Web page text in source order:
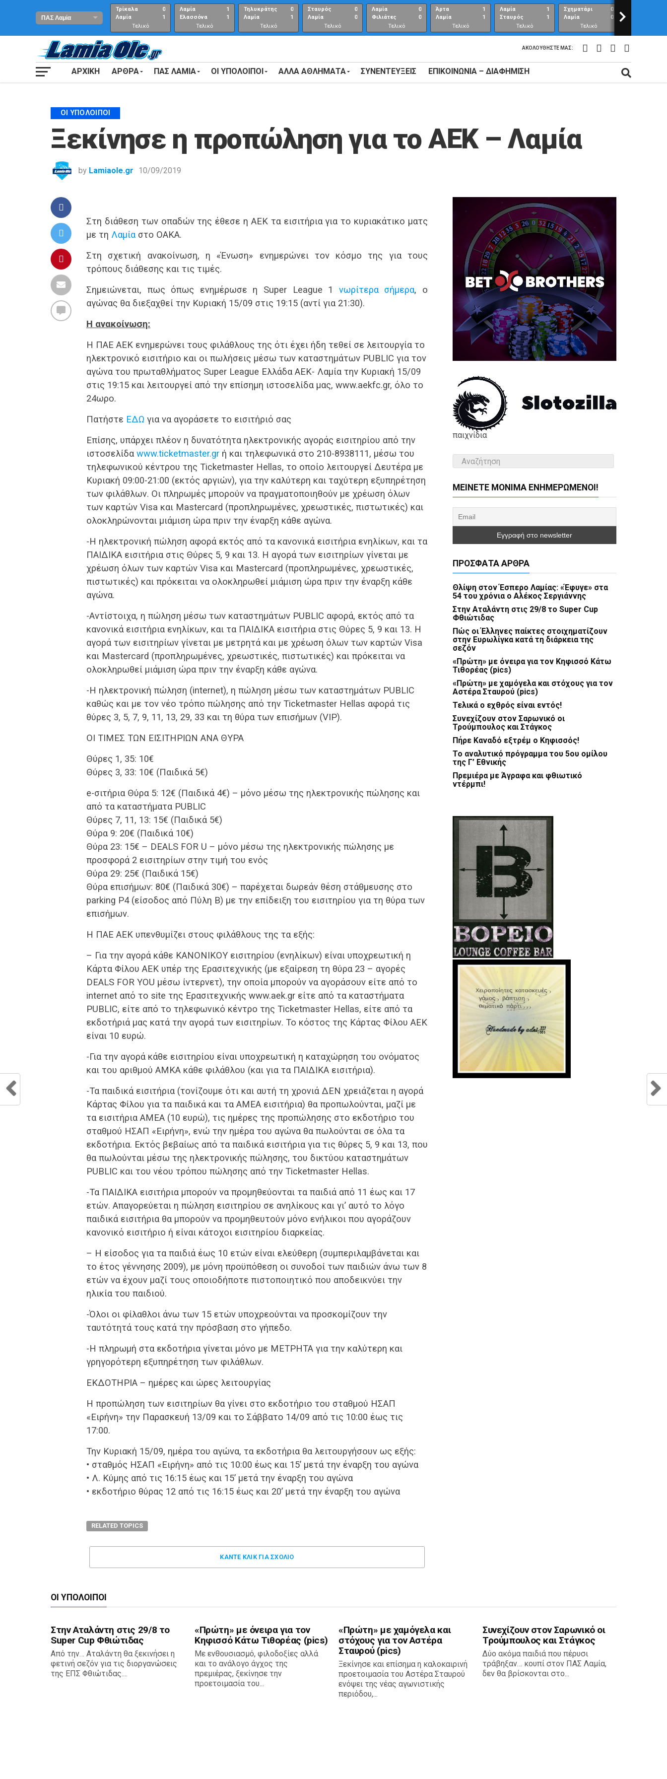
Τρίκαλα
Λαμία
0
1
Τελικό
αποτέλεσμα
Λαμία
Ελασσόνα
1
1
Τελικό
Αποτέλεσμα
Τηλυκράτης
Λαμία
0
1
Τελικό
αποτέλεσμα
Σταυρός
Λαμία
0
0
Τελικό
αποτέλεσμα
Λαμία
Φιλιάτες
0
0
Τελικό
Αποτέλεσμα
Άρτα
Λαμία
1
1
Τελικό
αποτέλεσμα
Λαμία
Σταυρός
1
1
Τελικό
αποτέλεσμα
Σχηματάρι
Λαμία
0
0
Τελικό
αποτέλεσμα
>
ΑΚΟΛΟΥΘΉΣΤΕ ΜΑΣ:
ΑΡΧΙΚΗ ΑΡΘΡΑ ΠΑΣ ΛΑΜΙΑ ΟΙ ΥΠΟΛΟΙΠΟΙ ΑΛΛΑ ΑΘΛΗΜΑΤΑ ΣΥΝΕΝΤΕΎΞΕΙΣ ΕΠΙΚΟΙΝΩΝΊΑ – ΔΙΑΦΉΜΙΣΗ
ΟΙ ΥΠΌΛΟΙΠΟΙ
Ξεκίνησε η προπώληση για το ΑΕΚ – Λαμία
by Lamiaole.gr 10/09/2019
Στη διάθεση των οπαδών της έθεσε η ΑΕΚ τα εισιτήρια για το κυριακάτικο ματς
με τη Λαμία στο ΟΑΚΑ.
Στη σχετική ανακοίνωση, η «Ένωση» ενημερώνει τον κόσμο της για τους
τρόπους διάθεσης και τις τιμές.
Σημειώνεται, πως όπως ενημέρωσε η Super League 1 νωρίτερα σήμερα, ο
αγώνας θα διεξαχθεί την Κυριακή 15/09 στις 19:15 (αντί για 21:30).
Η ανακοίνωση:
Η ΠΑΕ ΑΕΚ ενημερώνει τους φιλάθλους της ότι έχει ήδη τεθεί σε λειτουργία το
ηλεκτρονικό εισιτήριο και οι πωλήσεις μέσω των καταστημάτων PUBLIC για τον
αγώνα του πρωταθλήματος Super League Ελλάδα ΑΕΚ- Λαμία την Κυριακή 15/09
στις 19:15 και λειτουργεί από την επίσημη ιστοσελίδα μας, www.aekfc.gr, όλο το
24ωρο.
Πατήστε ΕΔΩ για να αγοράσετε το εισιτήριό σας
Επίσης, υπάρχει πλέον η δυνατότητα ηλεκτρονικής αγοράς εισιτηρίου από την
ιστοσελίδα www.ticketmaster.gr ή και τηλεφωνικά στο 210-8938111, μέσω του
τηλεφωνικού κέντρου της Ticketmaster Hellas, το οποίο λειτουργεί Δευτέρα με
Κυριακή 09:00-21:00 (εκτός αργιών), για την καλύτερη και ταχύτερη εξυπηρέτηση
των φιλάθλων. Οι πληρωμές μπορούν να πραγματοποιηθούν με χρέωση όλων
των καρτών Visa και Mastercard (προπληρωμένες, χρεωστικές, πιστωτικές) και
ολοκληρώνονται μιάμιση ώρα πριν την έναρξη κάθε αγώνα.
-Η ηλεκτρονική πώληση αφορά εκτός από τα κανονικά εισιτήρια ενηλίκων, και τα
ΠΑΙΔΙΚΑ εισιτήρια στις Θύρες 5, 9 και 13. Η αγορά των εισιτηρίων γίνεται με
χρέωση όλων των καρτών Visa και Mastercard (προπληρωμένες, χρεωστικές,
πιστωτικές) και πρόκειται να ολοκληρωθεί μιάμιση ώρα πριν την έναρξη κάθε
αγώνα.
-Αντίστοιχα, η πώληση μέσω των καταστημάτων PUBLIC αφορά, εκτός από τα
κανονικά εισιτήρια ενηλίκων, και τα ΠΑΙΔΙΚΑ εισιτήρια στις Θύρες 5, 9 και 13. Η
αγορά των εισιτηρίων γίνεται με μετρητά και με χρέωση όλων των καρτών Visa
και Mastercard (προπληρωμένες, χρεωστικές, πιστωτικές) και πρόκειται να
ολοκληρωθεί μιάμιση ώρα πριν την έναρξη κάθε αγώνα.
-Η ηλεκτρονική πώληση (internet), η πώληση μέσω των καταστημάτων PUBLIC
καθώς και με τον νέο τρόπο πώλησης από την Ticketmaster Hellas αφορά τις
θύρες 3, 5, 7, 9, 11, 13, 29, 33 και τη θύρα των επισήμων (VIP).
ΟΙ ΤΙΜΕΣ ΤΩΝ ΕΙΣΙΤΗΡΙΩΝ ΑΝΑ ΘΥΡΑ
Θύρες 1, 35: 10€
Θύρες 3, 33: 10€ (Παιδικά 5€)
e-σιτήρια Θύρα 5: 12€ (Παιδικά 4€) – μόνο μέσω της ηλεκτρονικής πώλησης και
από τα καταστήματα PUBLIC
Θύρες 7, 11, 13: 15€ (Παιδικά 5€)
Θύρα 9: 20€ (Παιδικά 10€)
Θύρα 23: 15€ – DEALS FOR U – μόνο μέσω της ηλεκτρονικής πώλησης με
προσφορά 2 εισιτηρίων στην τιμή του ενός
Θύρα 29: 25€ (Παιδικά 15€)
Θύρα επισήμων: 80€ (Παιδικά 30€) – παρέχεται δωρεάν θέση στάθμευσης στο
parking P4 (είσοδος από Πύλη Β) με την επίδειξη του εισιτηρίου για τη θύρα των
επισήμων.
Η ΠΑΕ ΑΕΚ υπενθυμίζει στους φιλάθλους της τα εξής:
– Για την αγορά κάθε ΚΑΝΟΝΙΚΟΥ εισιτηρίου (ενηλίκων) είναι υποχρεωτική η
Κάρτα Φίλου ΑΕΚ υπέρ της Ερασιτεχνικής (με εξαίρεση τη θύρα 23 – αγορές
DEALS FOR YOU μέσω ίντερνετ), την οποία μπορούν να αγοράσουν είτε από το
internet από το site της Ερασιτεχνικής www.aek.gr είτε από τα καταστήματα
PUBLIC, είτε από το τηλεφωνικό κέντρο της Ticketmaster Hellas, είτε από τα
εκδοτήριά μας κατά την αγορά των εισιτηρίων. Το κόστος της Κάρτας Φίλου ΑΕΚ
είναι 10 ευρώ.
-Για την αγορά κάθε εισιτηρίου είναι υποχρεωτική η καταχώρηση του ονόματος
και του αριθμού ΑΜΚΑ κάθε φιλάθλου (και για τα ΠΑΙΔΙΚΑ εισιτήρια).
-Τα παιδικά εισιτήρια (τονίζουμε ότι και αυτή τη χρονιά ΔΕΝ χρειάζεται η αγορά
Κάρτας Φίλου για τα παιδικά και τα ΑΜΕΑ εισιτήρια) θα προπωλούνται, μαζί με
τα εισιτήρια ΑΜΕΑ (10 ευρώ), τις ημέρες της προπώλησης στο εκδοτήριο του
σταθμού ΗΣΑΠ «Ειρήνη», ενώ την ημέρα του αγώνα θα πωλούνται σε όλα τα
εκδοτήρια. Εκτός βεβαίως από τα παιδικά εισιτήρια για τις θύρες 5, 9 και 13, που
θα πωλούνται μέσω της ηλεκτρονικής πώλησης, του δικτύου καταστημάτων
PUBLIC και του νέου τρόπου πώλησης από την Ticketmaster Hellas.
-Τα ΠΑΙΔΙΚΑ εισιτήρια μπορούν να προμηθεύονται τα παιδιά από 11 έως και 17
ετών. Απαγορεύεται η πώληση εισιτηρίου σε ανηλίκους και γι’ αυτό το λόγο
παιδικά εισιτήρια θα μπορούν να προμηθευτούν μόνο ενήλικοι που αγοράζουν
κανονικό εισιτήριο ή είναι κάτοχοι εισιτηρίου διαρκείας.
– Η είσοδος για τα παιδιά έως 10 ετών είναι ελεύθερη (συμπεριλαμβάνεται και
το έτος γέννησης 2009), με μόνη προϋπόθεση οι συνοδοί των παιδιών άνω των 8
ετών να έχουν μαζί τους οποιοδήποτε πιστοποιητικό που αποδεικνύει την
ηλικία του παιδιού.
-Όλοι οι φίλαθλοι άνω των 15 ετών υποχρεούνται να προσκομίζουν την
ταυτότητά τους κατά την πρόσβαση στο γήπεδο.
-Η πληρωμή στα εκδοτήρια γίνεται μόνο με ΜΕΤΡΗΤΑ για την καλύτερη και
γρηγορότερη εξυπηρέτηση των φιλάθλων.
ΕΚΔΟΤΗΡΙΑ – ημέρες και ώρες λειτουργίας
Η προπώληση των εισιτηρίων θα γίνει στο εκδοτήριο του σταθμού ΗΣΑΠ
«Ειρήνη» την Παρασκευή 13/09 και το Σάββατο 14/09 από τις 10:00 έως τις
17:00.
Την Κυριακή 15/09, ημέρα του αγώνα, τα εκδοτήρια θα λειτουργήσουν ως εξής:
• σταθμός ΗΣΑΠ «Ειρήνη» από τις 10:00 έως και 15’ μετά την έναρξη του αγώνα
• Λ. Κύμης από τις 16:15 έως και 15’ μετά την έναρξη του αγώνα
• εκδοτήριο θύρας 12 από τις 16:15 έως και 20’ μετά την έναρξη του αγώνα
RELATED TOPICS
ΚΑΝΤΕ ΚΛΊΚ ΓΙΑ ΣΧΌΛΙΟ
παιχνίδια
ΜΕΊΝΕΤΕ ΜΌΝΙΜΑ ΕΝΗΜΕΡΏΜΕΝΟΙ!
ΠΡΌΣΦΑΤΑ ΆΡΘΡΑ
Θλίψη στον Έσπερο Λαμίας: «Έφυγε» στα
54 του χρόνια ο Αλέκος Σεργιάννης
Στην Αταλάντη στις 29/8 το Super Cup
Φθιώτιδας
Πώς οι Έλληνες παίκτες στοιχηματίζουν
στην Ευρωλίγκα κατά τη διάρκεια της
σεζόν
«Πρώτη» με όνειρα για τον Κηφισσό Κάτω
Τιθορέας (pics)
«Πρώτη» με χαμόγελα και στόχους για τον
Αστέρα Σταυρού (pics)
Τελικά ο εχθρός είναι εντός!
Συνεχίζουν στον Σαρωνικό οι
Τρούμπουλος και Στάγκος
Πήρε Καναδό εξτρέμ ο Κηφισσός!
Το αναλυτικό πρόγραμμα του 5ου ομίλου
της Γ’ Εθνικής
Πρεμιέρα με Άγραφα και φθιωτικό
ντέρμπι!
ΟΙ ΥΠΌΛΟΙΠΟΙ
Στην Αταλάντη στις 29/8 το
Super Cup Φθιώτιδας
Από την… Αταλάντη θα ξεκινήσει η
φετινή σεζόν για τις διοργανώσεις
της ΕΠΣ Φθιώτιδας....
«Πρώτη» με όνειρα για τον
Κηφισσό Κάτω Τιθορέας (pics)
Με ενθουσιασμό, φιλοδοξίες αλλά
και το ανάλογο άγχος της
πρεμιέρας, ξεκίνησε την
προετοιμασία του...
«Πρώτη» με χαμόγελα και
στόχους για τον Αστέρα
Σταυρού (pics)
Ξεκίνησε και επίσημα η καλοκαιρινή
προετοιμασία του Αστέρα Σταυρού
ενόψει της νέας αγωνιστικής
περιόδου,...
Συνεχίζουν στον Σαρωνικό οι
Τρούμπουλος και Στάγκος
Δύο ακόμα παιδιά που πέρυσι
τράβηξαν… κουπί στον ΠΑΣ Λαμία,
δεν θα βρίσκονται στο...